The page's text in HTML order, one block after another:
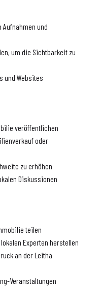
und
um die Sichtbarkeit zu
und Websites
veröffentlichen
oder
zu erhöhen
Diskussionen
teilen
Experten herstellen
an der Leitha
Veranstaltungen